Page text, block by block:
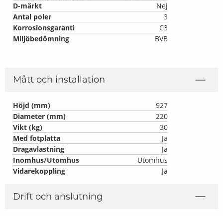
D-märkt
Nej
Antal poler
3
Korrosionsgaranti
C3
Miljöbedömning
BVB
Mått och installation
Höjd (mm)
927
Diameter (mm)
220
Vikt (kg)
30
Med fotplatta
Ja
Dragavlastning
Ja
Inomhus/Utomhus
Utomhus
Vidarekoppling
Ja
Drift och anslutning